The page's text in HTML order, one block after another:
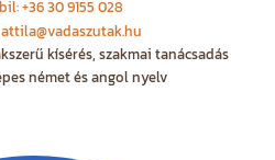
+36 30 9155 028
kísérés, szakmai tanácsadás
német és angol nyelv